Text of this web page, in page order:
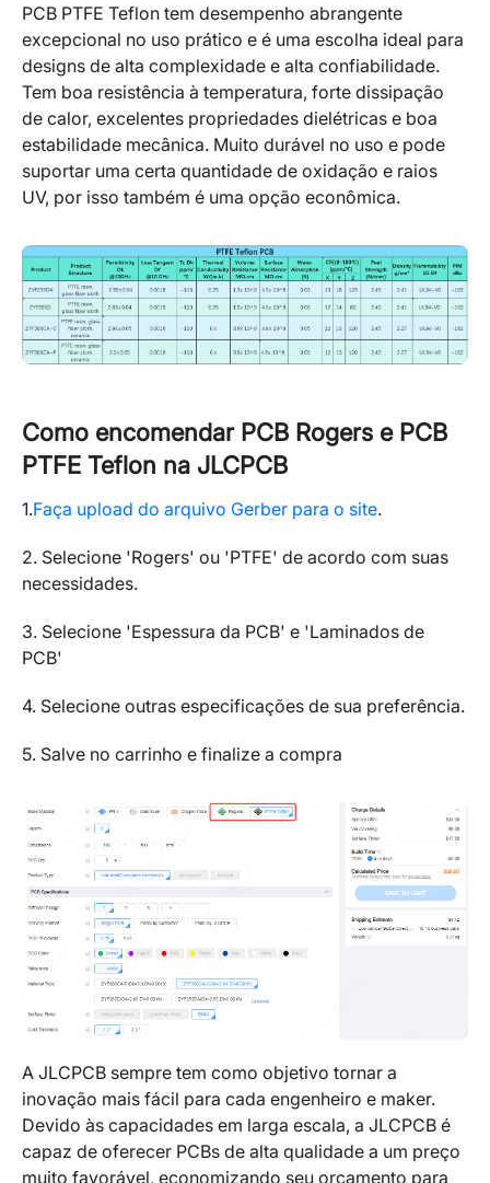
PCB PTFE Teflon tem desempenho abrangente
excepcional no uso prático e é uma escolha ideal para
designs de alta complexidade e alta confiabilidade.
Tem boa resistência à temperatura, forte dissipação
de calor, excelentes propriedades dielétricas e boa
estabilidade mecânica. Muito durável no uso e pode
suportar uma certa quantidade de oxidação e raios
UV, por isso também é uma opção econômica.
Como encomendar PCB Rogers e PCB
PTFE Teflon na JLCPCB
1.Faça upload do arquivo Gerber para o site.
2. Selecione 'Rogers' ou 'PTFE' de acordo com suas
necessidades.
3. Selecione 'Espessura da PCB' e 'Laminados de
PCB'
4. Selecione outras especificações de sua preferência.
5. Salve no carrinho e finalize a compra
A JLCPCB sempre tem como objetivo tornar a
inovação mais fácil para cada engenheiro e maker.
Devido às capacidades em larga escala, a JLCPCB é
capaz de oferecer PCBs de alta qualidade a um preço
muito favorável, economizando seu orçamento para